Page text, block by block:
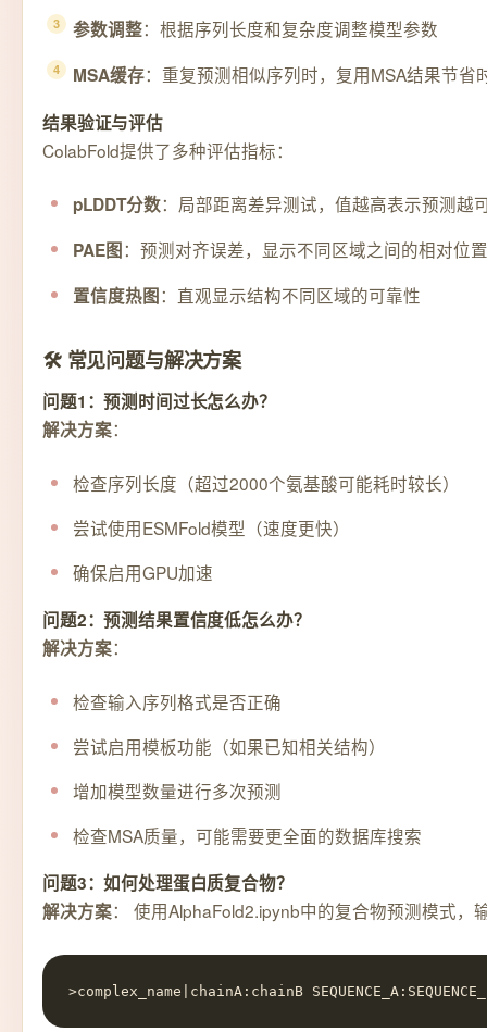
参数调整：根据序列长度和复杂度调整模型参数
MSA缓存：重复预测相似序列时，复用MSA结果节省
结果验证与评估
ColabFold提供了多种评估指标：
pLDDT分数：局部距离差异测试，值越高表示预测越
PAE图：预测对齐误差，显示不同区域之间的相对位
置信度热图：直观显示结构不同区域的可靠性
🛠️ 常见问题与解决方案
问题1：预测时间过长怎么办？
解决方案：
检查序列长度（超过2000个氨基酸可能耗时较长）
尝试使用ESMFold模型（速度更快）
确保启用GPU加速
问题2：预测结果置信度低怎么办？
解决方案：
检查输入序列格式是否正确
尝试启用模板功能（如果已知相关结构）
增加模型数量进行多次预测
检查MSA质量，可能需要更全面的数据库搜索
问题3：如何处理蛋白质复合物？
解决方案： 使用AlphaFold2.ipynb中的复合物预测模式，
>complex_name|chainA:chainB